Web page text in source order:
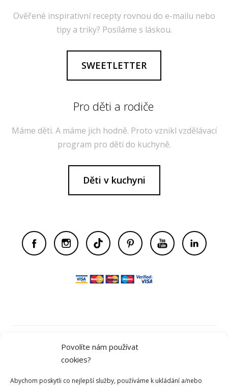
Povolíte nám používat
cookies?
Abychom poskytli co nejlepší služby, používáme k ukládání a/nebo
Ověřené inspirativní recepty rovnou do e-mailu nebo
tipy a triky? Posíláme s láskou.
SWEETLETTER
Pro děti a rodiče
Máme děti. A máme jich hodně. Proto vznikl vzdělávací
program pro děti do kuchyně.
Děti v kuchyni
Obchodní podmínky
Ochrana osobních údajů